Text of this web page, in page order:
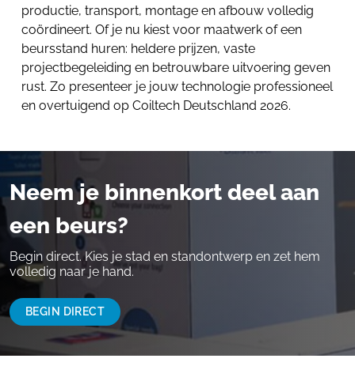
productie, transport, montage en afbouw volledig
coördineert. Of je nu kiest voor maatwerk of een
beursstand huren: heldere prijzen, vaste
projectbegeleiding en betrouwbare uitvoering geven
rust. Zo presenteer je jouw technologie professioneel
en overtuigend op Coiltech Deutschland 2026.
Neem je binnenkort deel aan
een beurs?
Begin direct. Kies je stad en standontwerp en zet hem
volledig naar je hand.
BEGIN DIRECT